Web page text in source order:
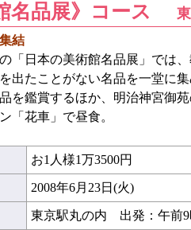
名品展》コース
結
「日本の美術館名品展」では
出たことがない名品を一堂に
を鑑賞するほか、明治神宮御
「花車」で昼食。
お1人様1万3500円
2008年6月23日(火)
東京駅丸の内 出発：午前9